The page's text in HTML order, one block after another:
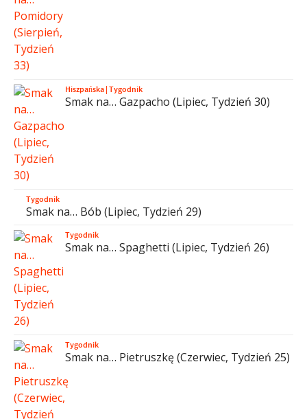
Hiszpańska|Tygodnik
Smak na… Gazpacho (Lipiec, Tydzień 30)
Tygodnik
Smak na… Bób (Lipiec, Tydzień 29)
Tygodnik
Smak na… Spaghetti (Lipiec, Tydzień 26)
Tygodnik
Smak na… Pietruszkę (Czerwiec, Tydzień 25)